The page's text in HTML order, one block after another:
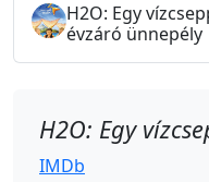
H2O: Egy
évzáró ünnepély
H2O: Egy
IMDb